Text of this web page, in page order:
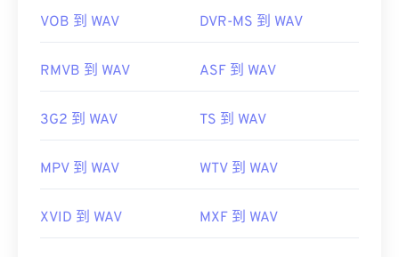
https://en.wikipedia.org/wiki/WAV
audio-wav
VOB 到 WAV DVR-MS 到 WAV
RMVB 到 WAV ASF 到 WAV
3G2 到 WAV TS 到 WAV
MPV 到 WAV WTV 到 WAV
XVID 到 WAV MXF 到 WAV